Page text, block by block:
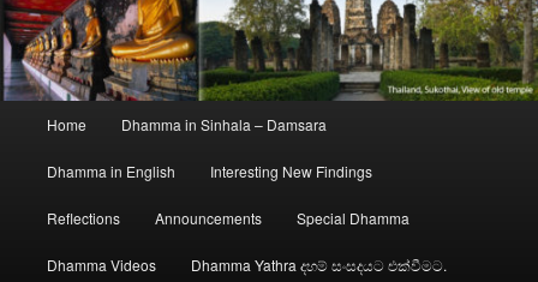
Home Dhamma in Sinhala – Damsara
Dhamma in English Interesting New Findings
Reflections Announcements Special Dhamma
Dhamma Videos Dhamma Yathra දහම් සංසදයට එක්වීමට.